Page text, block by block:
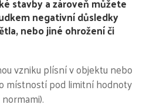
stavby a zároveň můžete
negativní důsledky
nebo jiné ohrožení či
vzniku plísní v objektu nebo
místností pod limitní hodnoty